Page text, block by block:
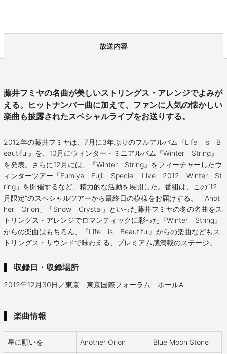
放送内容
藤井フミヤの名曲が美しいストリングス・アレンジでよみが
える。ヒットナンバー曲に加えて、ファンに人気の懐かしい
楽曲も披露されたスペシャルライブをお送りする。
2012年の藤井フミヤは、7月に3年ぶりのフルアルバム『Life is B
eautiful』を、10月にウィンター・ミニアルバム『Winter String』
を発表。さらに12月には、『Winter String』をフィーチャーしたウ
ィンターツアー「Fumiya Fujii Special Live 2012 Winter St
ring」を開催するなど、精力的な活動を展開した。番組は、この“12
月限定”のスペシャルツアーから最終日の模様をお届けする。「Anot
her Orion」「Snow Crystal」といった藤井フミヤの冬の名曲をス
トリングス・アレンジでロマンティックに彩った『Winter String』
からの楽曲はもちろん、『Life is Beautiful』からの楽曲などもス
トリングス・サウンドで味わえる、プレミアム感満載のステージ。
収録日・収録場所
2012年12月30日／東京 東京国際フォーラム ホールA
楽曲情報
星に願いを Another Orion Blue Moon Stone